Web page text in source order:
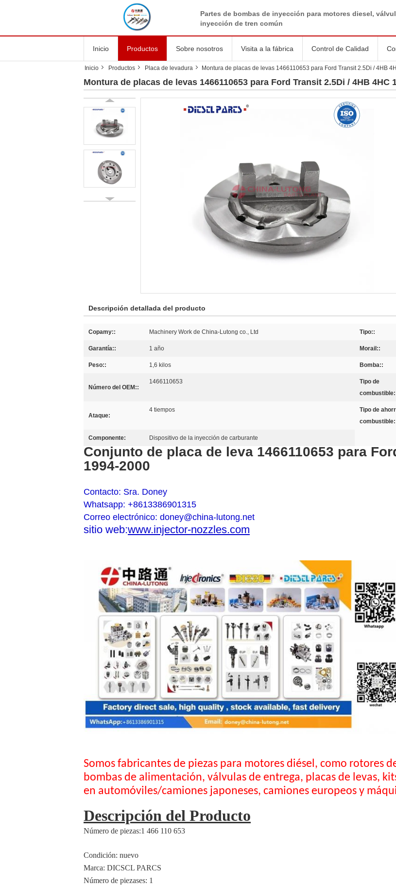
Partes de bombas de inyección para motores diesel,
inyección de tren común
Inicio Productos Sobre nosotros Visita a la fábrica Control de Calidad
Inicio Productos Placa de levadura Montura de placas de levas 1466110653 para Ford Transit 2.5Di / 4HB
Montura de placas de levas 1466110653 para Ford Transit 2.5Di / 4HB 4HC
Descripción detallada del producto
Copamy:: Machinery Work de China-Lutong co., Ltd Tipo::
Garantía:: 1 año Morail::
Peso:: 1,6 kilos Bomba::
Número del OEM::
1466110653
Tipo de
combustible:
Ataque:
4 tiempos
Tipo de
combustible:
Componente: Dispositivo de la inyección de carburante
Conjunto de placa de leva 1466110653 para
1994-2000
Contacto: Sra. Doney
Whatsapp: +8613386901315
Correo electrónico: doney@china-lutong.net
sitio web:www.injector-nozzles.com
Somos fabricantes de piezas para motores diésel, como rotores
bombas de alimentación, válvulas de entrega, placas de levas,
en automóviles/camiones japoneses, camiones europeos y
Descripción del Producto
Número de piezas:1 466 110 653
Condición: nuevo
Marca: DICSCL PARCS
Número de piezases: 1